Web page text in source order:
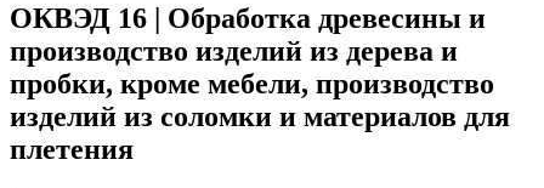
ОКВЭД 16 | Обработка древесины и
производство изделий из дерева и
пробки, кроме мебели, производство
изделий из соломки и материалов для
плетения